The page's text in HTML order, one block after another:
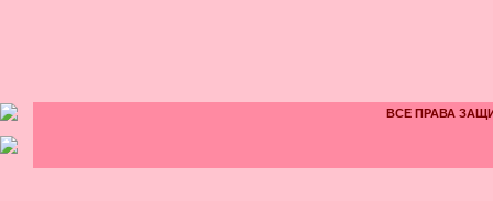
ВСЕ ПРАВА